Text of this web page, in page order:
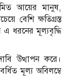
আয়ের মানুষ,
বেশি ক্ষতিগ্রস্ত
এ ধরনের মূল্যবৃদ্ধি
উত্থাপন করে।
মূল্য অবিলম্বে